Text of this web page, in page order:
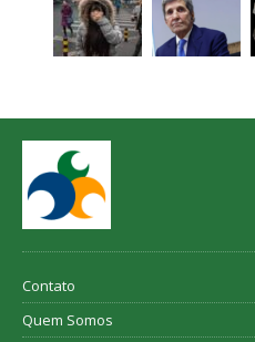
Contato
Quem Somos